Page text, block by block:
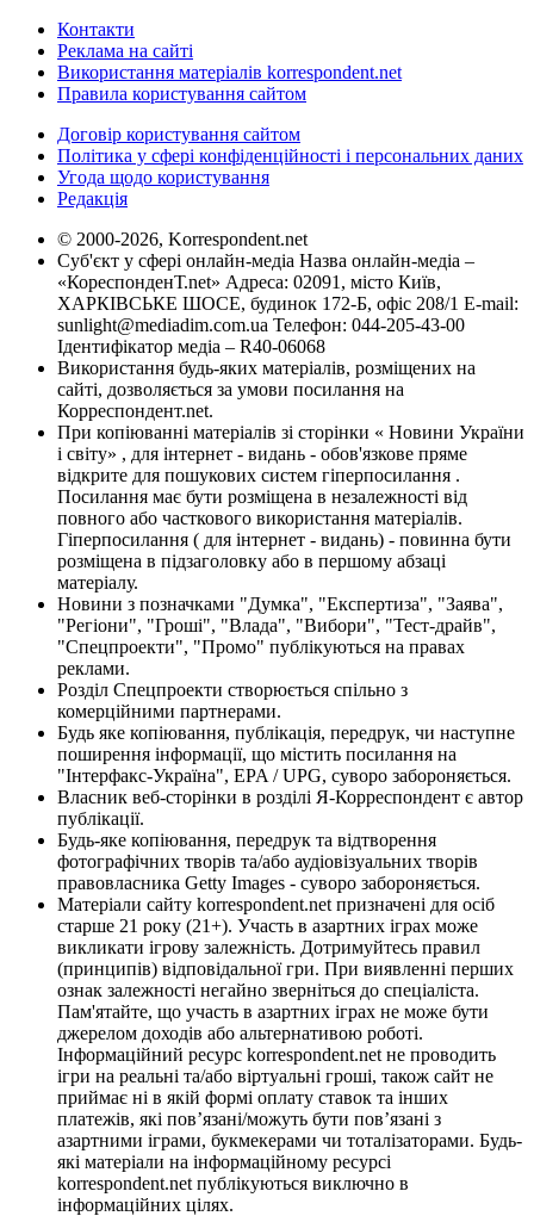
Контакти
Реклама на сайті
Використання матеріалів korrespondent.net
Правила користування сайтом
Договір користування сайтом
Політика у сфері конфіденційності і персональних даних
Угода щодо користування
Редакція
© 2000-2026, Korrespondent.net
Суб'єкт у сфері онлайн-медіа Назва онлайн-медіа –
«КореспонденТ.net» Адреса: 02091, місто Київ,
ХАРКІВСЬКЕ ШОСЕ, будинок 172-Б, офіс 208/1 E-mail:
sunlight@mediadim.com.ua Телефон: 044-205-43-00
Ідентифікатор медіа – R40-06068
Використання будь-яких матеріалів, розміщених на
сайті, дозволяється за умови посилання на
Корреспондент.net.
При копіюванні матеріалів зі сторінки « Новини України
і світу» , для інтернет - видань - обов'язкове пряме
відкрите для пошукових систем гіперпосилання .
Посилання має бути розміщена в незалежності від
повного або часткового використання матеріалів.
Гіперпосилання ( для інтернет - видань) - повинна бути
розміщена в підзаголовку або в першому абзаці
матеріалу.
Новини з позначками "Думка", "Експертиза", "Заява",
"Регіони", "Гроші", "Влада", "Вибори", "Тест-драйв",
"Спецпроекти", "Промо" публікуються на правах
реклами.
Розділ Спецпроекти створюється спільно з
комерційними партнерами.
Будь яке копіювання, публікація, передрук, чи наступне
поширення інформації, що містить посилання на
"Інтерфакс-Україна", EPA / UPG, суворо забороняється.
Власник веб-сторінки в розділі Я-Корреспондент є автор
публікації.
Будь-яке копіювання, передрук та відтворення
фотографічних творів та/або аудіовізуальних творів
правовласника Getty Images - суворо забороняється.
Матеріали сайту korrespondent.net призначені для осіб
старше 21 року (21+). Участь в азартних іграх може
викликати ігрову залежність. Дотримуйтесь правил
(принципів) відповідальної гри. При виявленні перших
ознак залежності негайно зверніться до спеціаліста.
Пам'ятайте, що участь в азартних іграх не може бути
джерелом доходів або альтернативою роботі.
Інформаційний ресурс korrespondent.net не проводить
ігри на реальні та/або віртуальні гроші, також сайт не
приймає ні в якій формі оплату ставок та інших
платежів, які пов’язані/можуть бути пов’язані з
азартними іграми, букмекерами чи тоталізаторами. Будь-
які матеріали на інформаційному ресурсі
korrespondent.net публікуються виключно в
інформаційних цілях.